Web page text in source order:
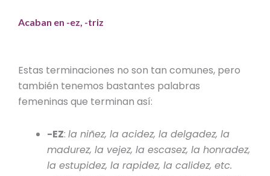
Acaban en -ez, -triz
Estas terminaciones no son tan comunes, pero
también tenemos bastantes palabras
femeninas que terminan así:
-EZ:la niñez, la acidez, la delgadez, la
madurez, la vejez, la escasez, la honradez,
la estupidez, la rapidez, la calidez, etc.